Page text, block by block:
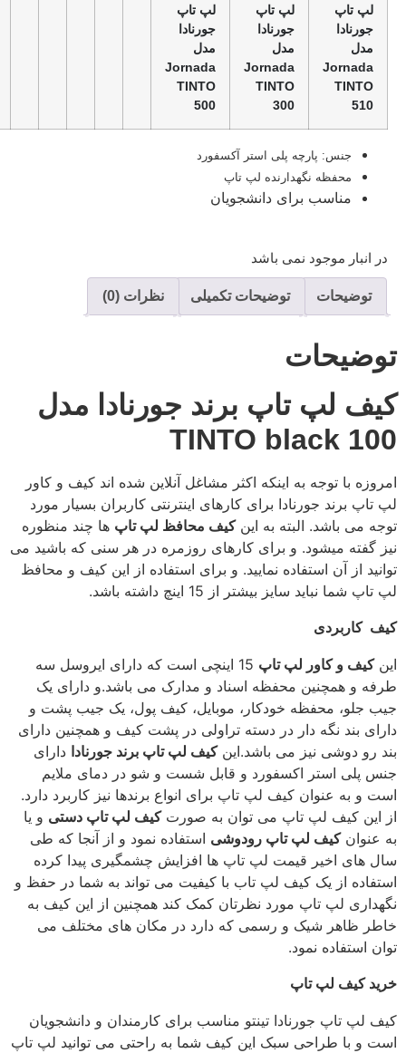
جنس: پارچه پلی استر آکسفورد
محفظه نگهدارنده لپ تاپ
مناسب برای دانشجویان
در انبار موجود نمی باشد
توضیحات توضیحات تکمیلی نظرات (0)
لپ تاپ برند جورنادا مدل
TINTO black
با توجه به اینکه اکثر مشاغل آنلاین شده اند کیف و کاور
تاپ برند جورنادا برای کارهای اینترنتی کاربران بسیار مورد
می باشد. البته به اینکیف محافظ لپ تاپها چند منظوره
گفته میشود. و برای کارهای روزمره در هر سنی که باشید می
از آن استفاده نمایید. و برای استفاده از این کیف و محافظ
شما نباید سایز بیشتر از 15 اینچ داشته باشد.
کاربردی
کیف و کاور لپ تاپ
15 اینچی است که دارای ایروسل سه
و همچنین محفظه اسناد و مدارک می باشد.و دارای یک
جلو، محفظه خودکار، موبایل، کیف پول، یک جیب پشت و
بند نگه دار در دسته تراولی در پشت کیف و همچنین دارای
رو دوشی نیز می باشد.اینکیف لپ تاپ برند جورنادا دارای
پلی استر اکسفورد و قابل شست و شو در دمای ملایم
و به عنوان کیف لپ تاپ برای انواع برندها نیز کاربرد دارد.
این کیف لپ تاپ می توان به صورت کیف لپ تاپ دستیو یا
عنوانکیف لپ تاپ رودوشیاستفاده نمود و از آنجا که طی
های اخیر قیمت لپ تاپ ها افزایش چشمگیری پیدا کرده
از یک کیف لپ تاب با کیفیت می تواند به شما در حفظ و
لپ تاپ مورد نظرتان کمک کند همچنین از این کیف به
ظاهر شیک و رسمی که دارد در مکان های مختلف می
استفاده نمود.
کیف لپ تاپ
لپ تاپ جورنادا تینتو مناسب برای کارمندان و دانشجویان
و با طراحی سبک این کیف شما به راحتی می توانید لپ تاپ